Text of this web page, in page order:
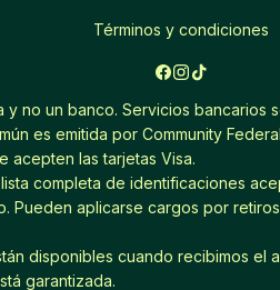
Términos y condiciones
no un banco. Servicios bancarios
es emitida por Community
acepten las tarjetas Visa.
completa de identificaciones
Pueden aplicarse cargos por
disponibles cuando recibimos
garantizada.